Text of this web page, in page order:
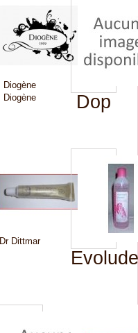
Diogène
Diogène
Dop
Dr Dittmar